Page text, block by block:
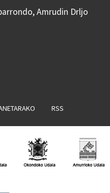
Amrudin Drljo
RSS